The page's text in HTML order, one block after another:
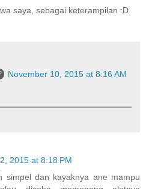
saya, sebagai keterampilan :D
November 10, 2015 at 8:16 AM
2015 at 8:18 PM
simpel dan kayaknya ane mampu